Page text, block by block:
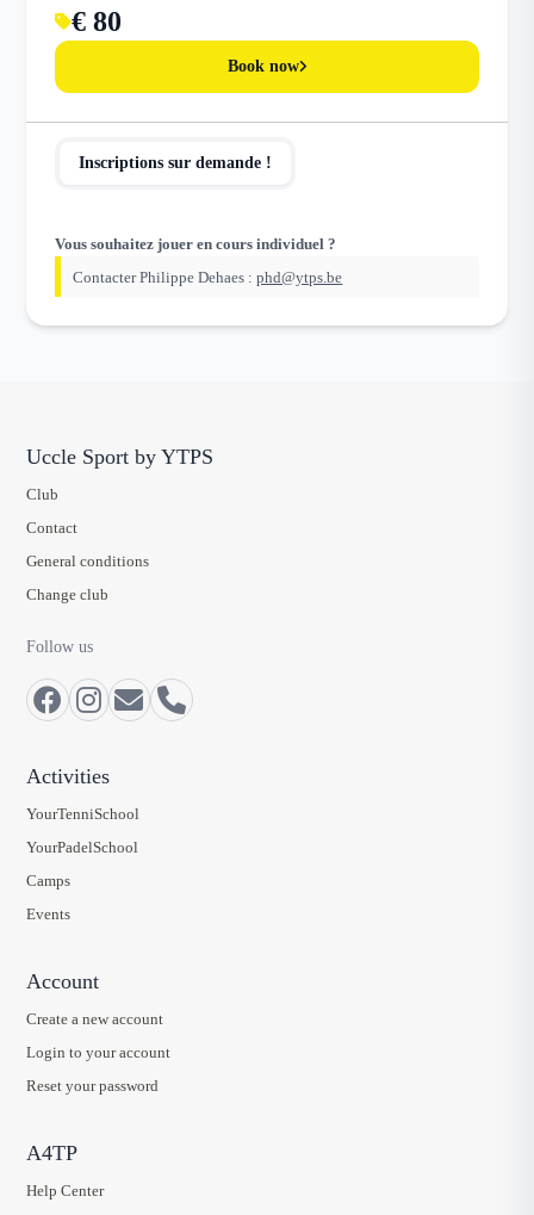
€ 80
Book now
Inscriptions sur demande !
Vous souhaitez jouer en cours individuel ?
Contacter Philippe Dehaes :phd@ytps.be
Uccle Sport by YTPS
Club
Contact
General conditions
Change club
Follow us
Activities
YourTenniSchool
YourPadelSchool
Camps
Events
Account
Create a new account
Login to your account
Reset your password
A4TP
Help Center